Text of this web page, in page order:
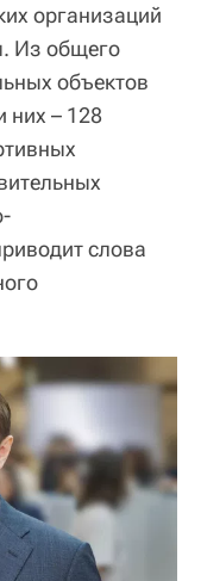
организаций
Из общего
объектов
них – 128
слова